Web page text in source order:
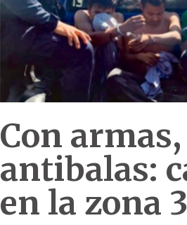
Con
antibalas:
en la zona 3